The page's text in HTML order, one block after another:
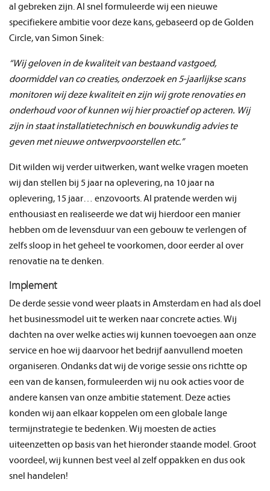
al gebreken zijn. Al snel formuleerde wij een nieuwe
specifiekere ambitie voor deze kans, gebaseerd op de Golden
Circle, van Simon Sinek:
“Wij geloven in de kwaliteit van bestaand vastgoed,
doormiddel van co creaties, onderzoek en 5-jaarlijkse scans
monitoren wij deze kwaliteit en zijn wij grote renovaties en
onderhoud voor of kunnen wij hier proactief op acteren. Wij
zijn in staat installatietechnisch en bouwkundig advies te
geven met nieuwe ontwerpvoorstellen etc.”
Dit wilden wij verder uitwerken, want welke vragen moeten
wij dan stellen bij 5 jaar na oplevering, na 10 jaar na
oplevering, 15 jaar… enzovoorts. Al pratende werden wij
enthousiast en realiseerde we dat wij hierdoor een manier
hebben om de levensduur van een gebouw te verlengen of
zelfs sloop in het geheel te voorkomen, door eerder al over
renovatie na te denken.
Implement
De derde sessie vond weer plaats in Amsterdam en had als doel
het businessmodel uit te werken naar concrete acties. Wij
dachten na over welke acties wij kunnen toevoegen aan onze
service en hoe wij daarvoor het bedrijf aanvullend moeten
organiseren. Ondanks dat wij de vorige sessie ons richtte op
een van de kansen, formuleerden wij nu ook acties voor de
andere kansen van onze ambitie statement. Deze acties
konden wij aan elkaar koppelen om een globale lange
termijnstrategie te bedenken. Wij moesten de acties
uiteenzetten op basis van het hieronder staande model. Groot
voordeel, wij kunnen best veel al zelf oppakken en dus ook
snel handelen!